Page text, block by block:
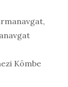
,
Kömbe